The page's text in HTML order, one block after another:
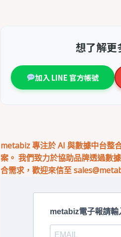
想了解
加入 LINE 官方帳號
metabiz 專注於 AI 與數據中台整
案。 我們致力於協助品牌透過數
合需求，歡迎來信至
metabiz電子報請輸